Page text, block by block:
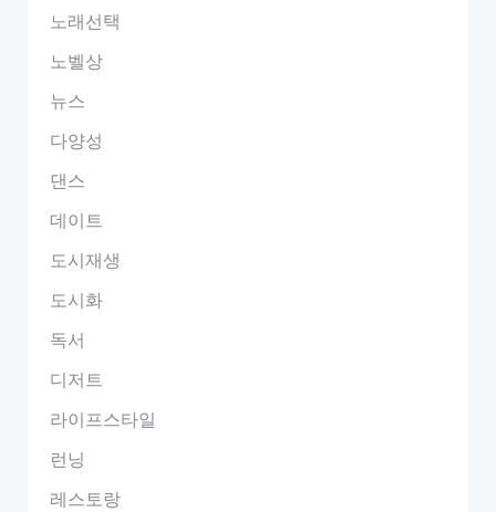
노래선택
노벨상
뉴스
다양성
댄스
데이트
도시재생
도시화
독서
디저트
라이프스타일
런닝
레스토랑